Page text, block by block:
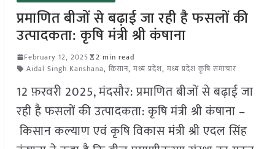
प्रमाणित बीजों से बढ़ाई जा रही है फसलों की
उत्पादकता: कृषि मंत्री श्री कंषाना
February 12, 2025
2 min read
Aidal Singh Kanshana, किसान, मध्य प्रदेश, मध्य प्रदेश कृषि समाचार
12 फ़रवरी 2025, मंदसौर: प्रमाणित बीजों से बढ़ाई जा
रही है फसलों की उत्पादकता: कृषि मंत्री श्री कंषाना –
किसान कल्याण एवं कृषि विकास मंत्री श्री एदल सिंह